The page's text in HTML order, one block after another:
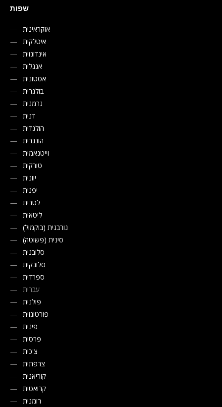
שפות
אוקראינית
איטלקית
אינדונזית
אנגלית
אסטונית
בולגרית
גרמנית
דנית
הולנדית
הונגרית
וייטנאמית
טורקית
יוונית
יפנית
לטבית
ליטאית
נורבגית (בוקמול)
סינית (פשוטה)
סלובנית
סלובקית
ספרדית
עברית
פולנית
פורטוגזית
פינית
פרסית
צ'כית
צרפתית
קוריאנית
קרואטית
רומנית